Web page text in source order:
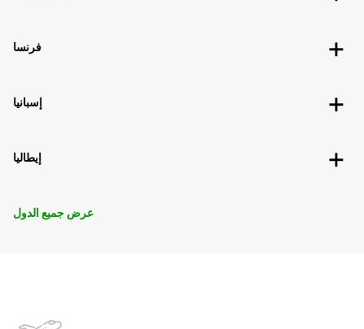
فرنسا
إسبانيا
إيطاليا
عرض جميع الدول